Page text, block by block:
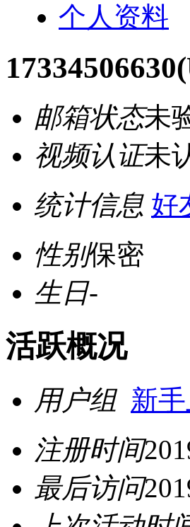
个人资料
17334506630
邮箱状态未
视频认证未
统计信息 好
性别保密
生日-
活跃概况
用户组 新
注册时间
最后访问